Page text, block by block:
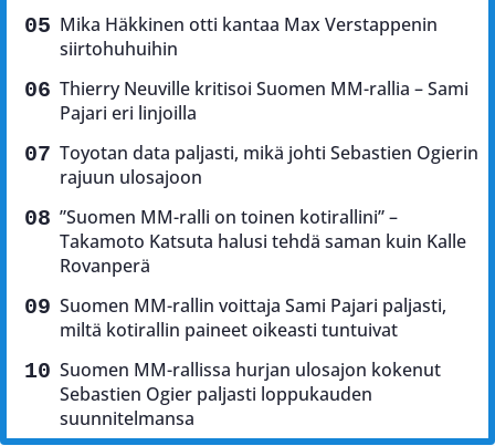
Mika Häkkinen otti kantaa Max Verstappenin
siirtohuhuihin
Thierry Neuville kritisoi Suomen MM-rallia – Sami
Pajari eri linjoilla
Toyotan data paljasti, mikä johti Sebastien Ogierin
rajuun ulosajoon
”Suomen MM-ralli on toinen kotirallini” –
Takamoto Katsuta halusi tehdä saman kuin Kalle
Rovanperä
Suomen MM-rallin voittaja Sami Pajari paljasti,
miltä kotirallin paineet oikeasti tuntuivat
Suomen MM-rallissa hurjan ulosajon kokenut
Sebastien Ogier paljasti loppukauden
suunnitelmansa